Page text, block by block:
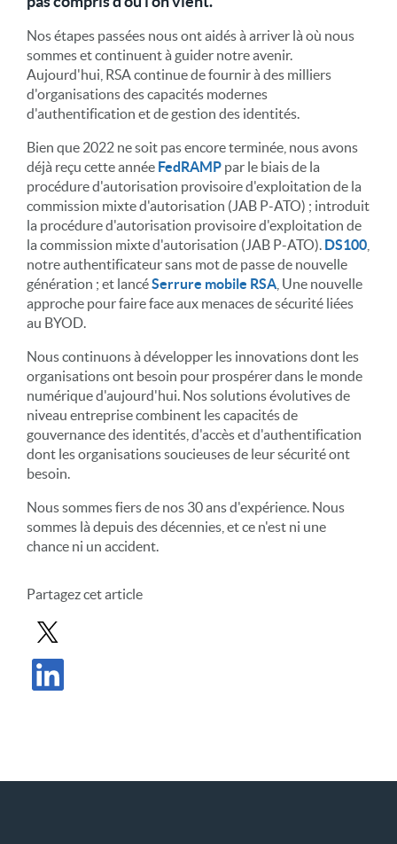
Nos étapes passées nous ont aidés à arriver là où nous
sommes et continuent à guider notre avenir.
Aujourd'hui, RSA continue de fournir à des milliers
d'organisations des capacités modernes
d'authentification et de gestion des identités.
Bien que 2022 ne soit pas encore terminée, nous avons
déjà reçu cette année FedRAMP par le biais de la
procédure d'autorisation provisoire d'exploitation de la
commission mixte d'autorisation (JAB P-ATO) ; introduit
la procédure d'autorisation provisoire d'exploitation de
la commission mixte d'autorisation (JAB P-ATO). DS100
notre authentificateur sans mot de passe de nouvelle
génération ; et lancéSerrure mobile RSA , Une nouvelle
approche pour faire face aux menaces de sécurité liées
au BYOD.
Nous continuons à développer les innovations dont les
organisations ont besoin pour prospérer dans le monde
numérique d'aujourd'hui. Nos solutions évolutives de
niveau entreprise combinent les capacités de
gouvernance des identités, d'accès et d'authentification
dont les organisations soucieuses de leur sécurité ont
besoin.
Nous sommes fiers de nos 30 ans d'expérience. Nous
sommes là depuis des décennies, et ce n'est ni une
chance ni un accident.
Partagez cet article
Partager le message dans X